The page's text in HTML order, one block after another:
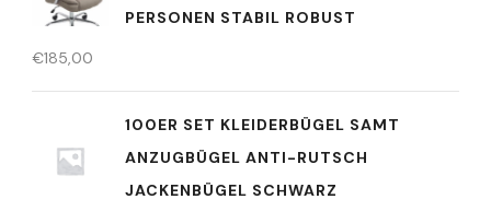
PERSONEN STABIL ROBUST
€185,00
100ER SET KLEIDERBÜGEL SAMT
ANZUGBÜGEL ANTI-RUTSCH
JACKENBÜGEL SCHWARZ